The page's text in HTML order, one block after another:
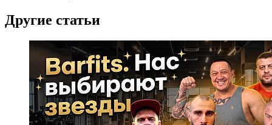
Другие статьи